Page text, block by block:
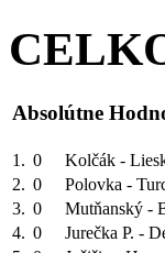
Absolútne
1. 0 Kolčák -
2. 0 Polovka -
3. 0 Mutňanský -
4. 0 Jurečka P. -